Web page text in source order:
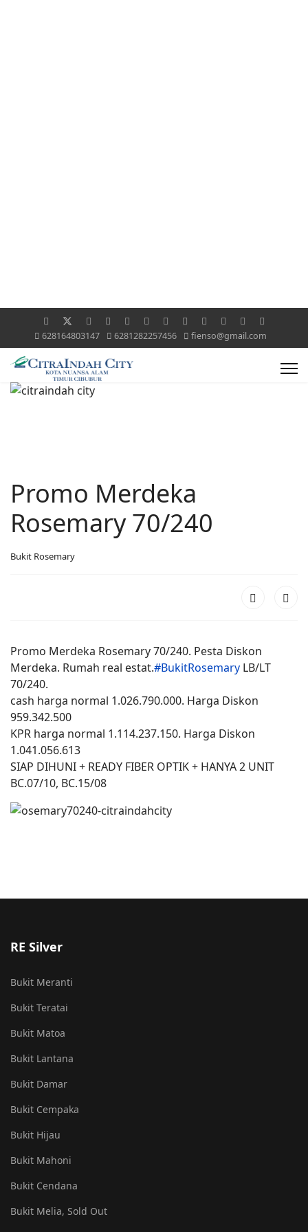
628164803147 6281282257456 fienso@gmail.com
Promo Merdeka
Rosemary 70/240
Bukit Rosemary
Promo Merdeka Rosemary 70/240. Pesta Diskon
Merdeka. Rumah real estat.#BukitRosemary LB/LT
70/240.
cash harga normal 1.026.790.000. Harga Diskon
959.342.500
KPR harga normal 1.114.237.150. Harga Diskon
1.041.056.613
SIAP DIHUNI + READY FIBER OPTIK + HANYA 2 UNIT
BC.07/10, BC.15/08
RE Silver
Bukit Meranti
Bukit Teratai
Bukit Matoa
Bukit Lantana
Bukit Damar
Bukit Cempaka
Bukit Hijau
Bukit Mahoni
Bukit Cendana
Bukit Melia, Sold Out